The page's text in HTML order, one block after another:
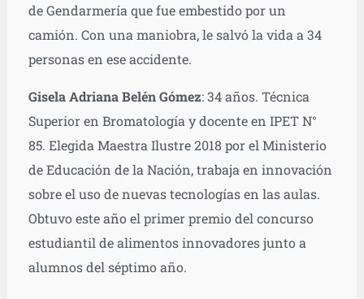
de Gendarmería que fue embestido por un
camión. Con una maniobra, le salvó la vida a 34
personas en ese accidente.
Gisela Adriana Belén Gómez: 34 años. Técnica
Superior en Bromatología y docente en IPET N°
85. Elegida Maestra Ilustre 2018 por el Ministerio
de Educación de la Nación, trabaja en innovación
sobre el uso de nuevas tecnologías en las aulas.
Obtuvo este año el primer premio del concurso
estudiantil de alimentos innovadores junto a
alumnos del séptimo año.